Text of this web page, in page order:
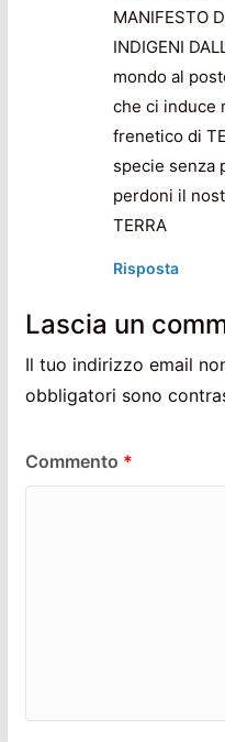
MANIFESTO
INDIGENI
mondo al
che ci induce
frenetico di
specie senza
perdoni il
TERRA
Risposta
Lascia un
Il tuo indirizzo email
obbligatori sono
Commento *